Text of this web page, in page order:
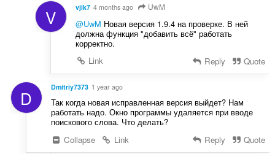
V vjik7 4 months ago UwM
@UwM Новая версия 1.9.4 на проверке. В ней
должна функция "добавить всё" работать
корректно.
Link
Reply Quote
D Dmitriy7373 1 year ago
Так когда новая исправленная версия выйдет? Нам
работать надо. Окно программы удаляется при вводе
поискового слова. Что делать?
Collapse
Link Reply Quote